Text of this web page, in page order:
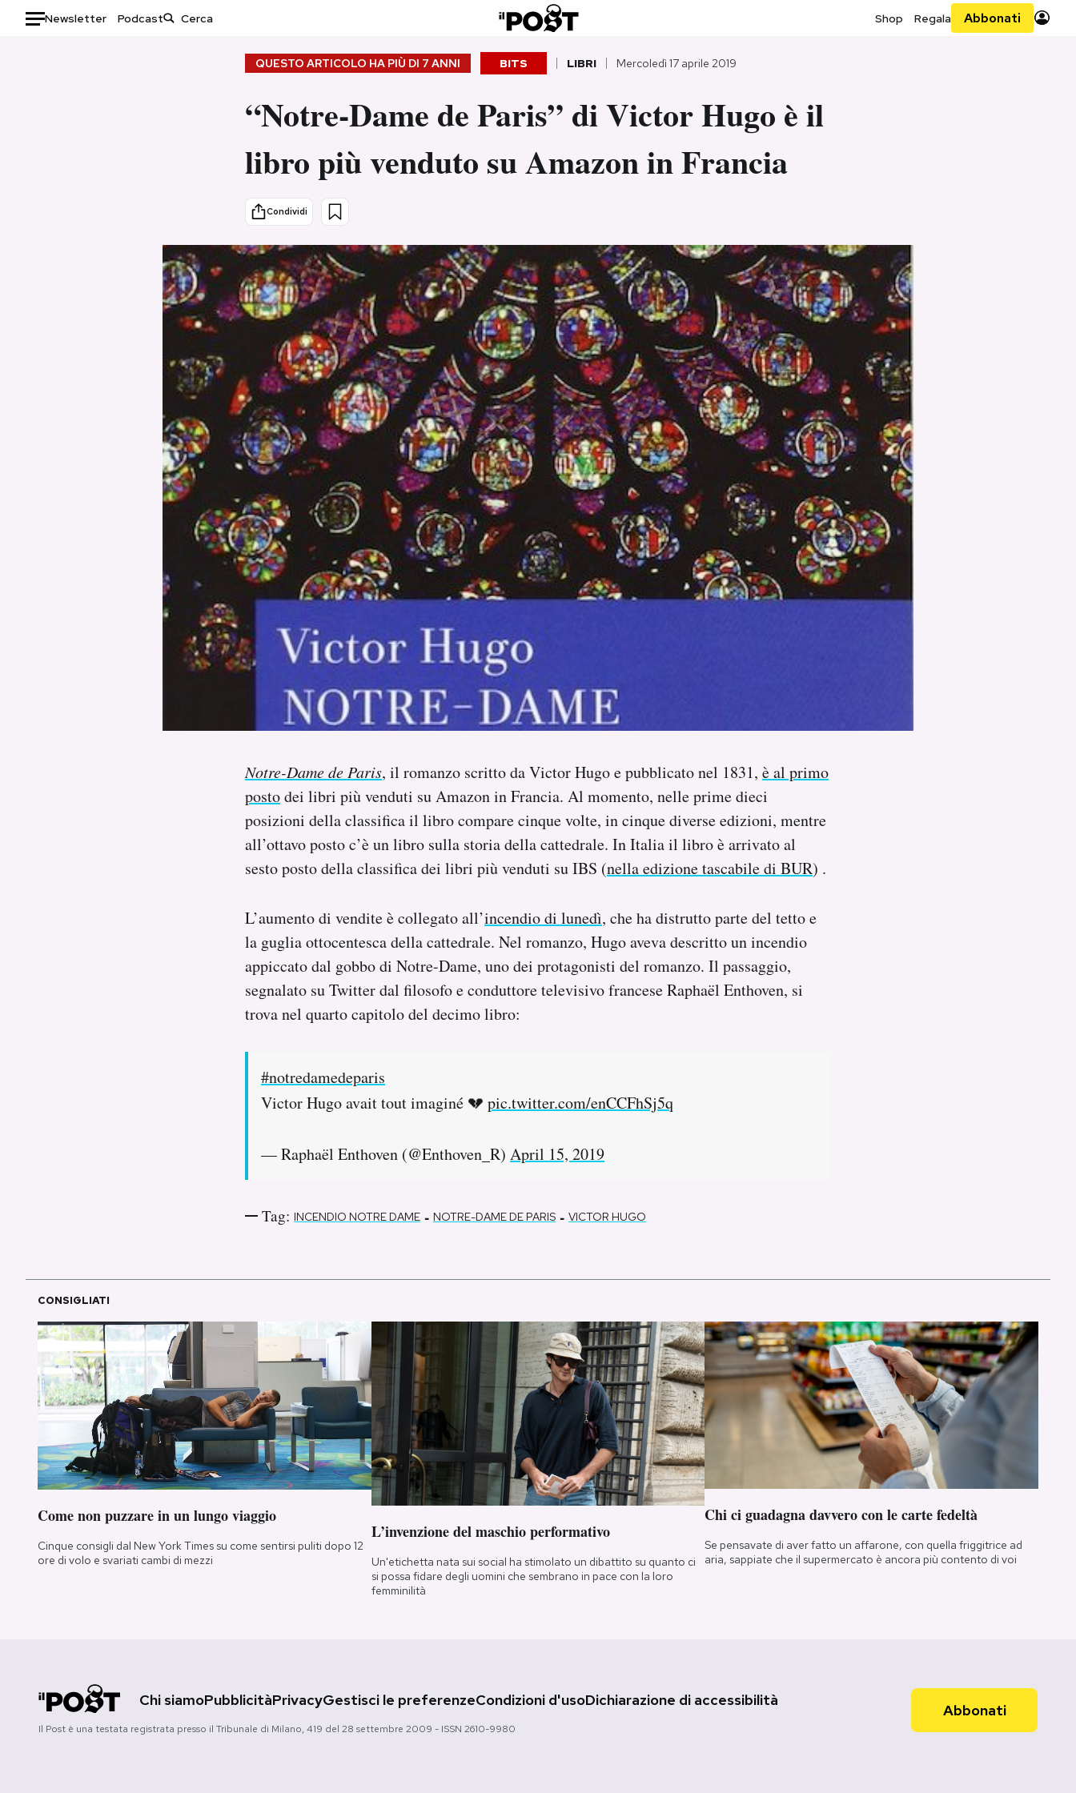
Newsletter Podcast Shop Regala Abbonati
Storie/Idee
Ok Boomer!
Media
Europa
Altrecose
Mondiali calcio 2026
QUESTO ARTICOLO HA PIÙ DI 7 ANNI BITS LIBRI Mercoledì 17 aprile 2019
“Notre-Dame de Paris” di Victor Hugo è il
libro più venduto su Amazon in Francia
Condividi
Notre-Dame de Paris, il romanzo scritto da Victor Hugo e pubblicato nel 1831, è al primo
postodei libri più venduti su Amazon in Francia. Al momento, nelle prime dieci
posizioni della classifica il libro compare cinque volte, in cinque diverse edizioni, mentre
all’ottavo posto c’è un libro sulla storia della cattedrale. In Italia il libro è arrivato al
sesto posto della classifica dei libri più venduti su IBS (nella edizione tascabile di BUR) .
L’aumento di vendite è collegato all’incendio di lunedì, che ha distrutto parte del tetto e
la guglia ottocentesca della cattedrale. Nel romanzo, Hugo aveva descritto un incendio
appiccato dal gobbo di Notre-Dame, uno dei protagonisti del romanzo. Il passaggio,
segnalato su Twitter dal filosofo e conduttore televisivo francese Raphaël Enthoven, si
trova nel quarto capitolo del decimo libro:
#notredamedeparis
Victor Hugo avait tout imaginé 💔 pic.twitter.com/enCCFhSj5q
— Raphaël Enthoven (@Enthoven_R) April 15, 2019
Tag: INCENDIO NOTRE DAME - NOTRE-DAME DE PARIS - VICTOR HUGO
CONSIGLIATI
Come non puzzare in un lungo viaggio
Cinque consigli dal New York Times su come sentirsi puliti dopo 12
ore di volo e svariati cambi di mezzi
L’invenzione del maschio performativo
Un'etichetta nata sui social ha stimolato un dibattito su quanto ci
si possa fidare degli uomini che sembrano in pace con la loro
femminilità
Chi ci guadagna davvero con le carte fedeltà
Se pensavate di aver fatto un affarone, con quella friggitrice ad
aria, sappiate che il supermercato è ancora più contento di voi
Chi siamoPubblicitàPrivacyGestisci le preferenzeCondizioni d'usoDichiarazione di accessibilità
Il Post è una testata registrata presso il Tribunale di Milano, 419 del 28 settembre 2009 - ISSN 2610-9980
Abbonati